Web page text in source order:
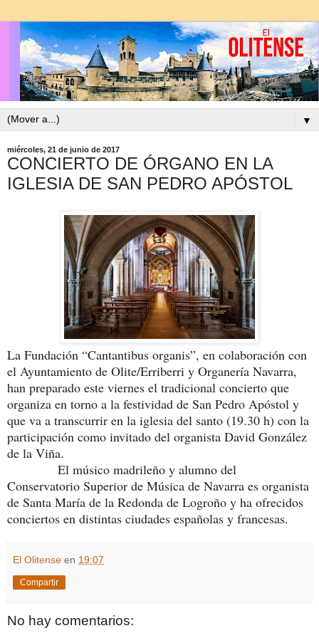
▼
miércoles, 21 de junio de 2017
CONCIERTO DE ÓRGANO EN LA
IGLESIA DE SAN PEDRO APÓSTOL
La Fundación “Cantantibus organis”, en colaboración con
el Ayuntamiento de Olite/Erriberri y Organería Navarra,
han preparado este viernes el tradicional concierto que
organiza en torno a la festividad de San Pedro Apóstol y
que va a transcurrir en la iglesia del santo (19.30 h) con la
participación como invitado del organista David González
de la Viña.
El músico madrileño y alumno del
Conservatorio Superior de Música de Navarra es organista
de Santa María de la Redonda de Logroño y ha ofrecidos
conciertos en distintas ciudades españolas y francesas.
El Olitense en 19:07
Compartir
No hay comentarios: